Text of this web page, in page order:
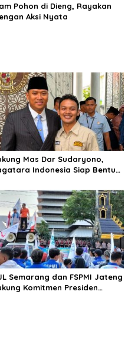
Pohon di Dieng, Rayakan
Aksi Nyata
Mas Dar Sudaryono,
Indonesia Siap Bentuk
Rumput
Semarang dan FSPMI Jateng
Komitmen Presiden